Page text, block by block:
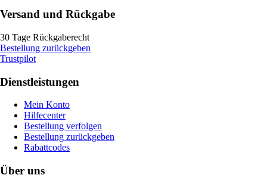
Versand und Rückgabe
30 Tage Rückgaberecht
Bestellung zurückgeben
Trustpilot
Dienstleistungen
Mein Konto
Hilfecenter
Bestellung verfolgen
Bestellung zurückgeben
Rabattcodes
Über uns